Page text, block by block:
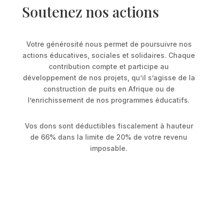
Soutenez nos actions
Votre générosité nous permet de poursuivre nos
actions éducatives, sociales et solidaires. Chaque
contribution compte et participe au
développement de nos projets, qu’il s’agisse de la
construction de puits en Afrique ou de
l’enrichissement de nos programmes éducatifs.
Vos dons sont déductibles fiscalement à hauteur
de 66% dans la limite de 20% de votre revenu
imposable.